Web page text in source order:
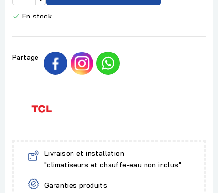
 En stock
Partage
Livraison et installation
"climatiseurs et chauffe-eau non inclus"
Garanties produits